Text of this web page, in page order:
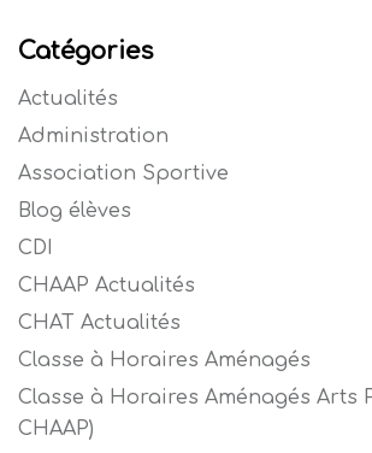
Catégories
Actualités
Administration
Association Sportive
Blog élèves
CDI
CHAAP Actualités
CHAT Actualités
Classe à Horaires Aménagés
Classe à Horaires Aménagés Arts
CHAAP)